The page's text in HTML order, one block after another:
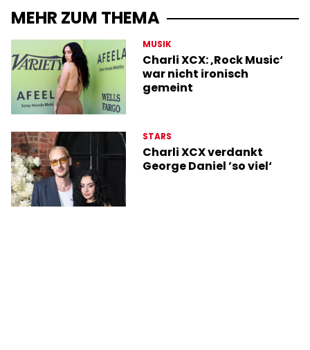
MEHR ZUM THEMA
MUSIK
Charli XCX: ‚Rock Music‘
war nicht ironisch
gemeint
STARS
Charli XCX verdankt
George Daniel ’so viel‘